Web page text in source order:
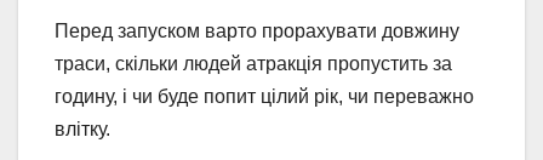
Перед запуском варто прорахувати довжину
траси, скільки людей атракція пропустить за
годину, і чи буде попит цілий рік, чи переважно
влітку.